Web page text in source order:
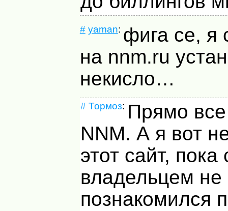
# yaman: фига се, я
на nnm.ru
некисло…
# Тормоз: Прямо
NNM. А я вот
этот сайт, пока
владельцем не
познакомился